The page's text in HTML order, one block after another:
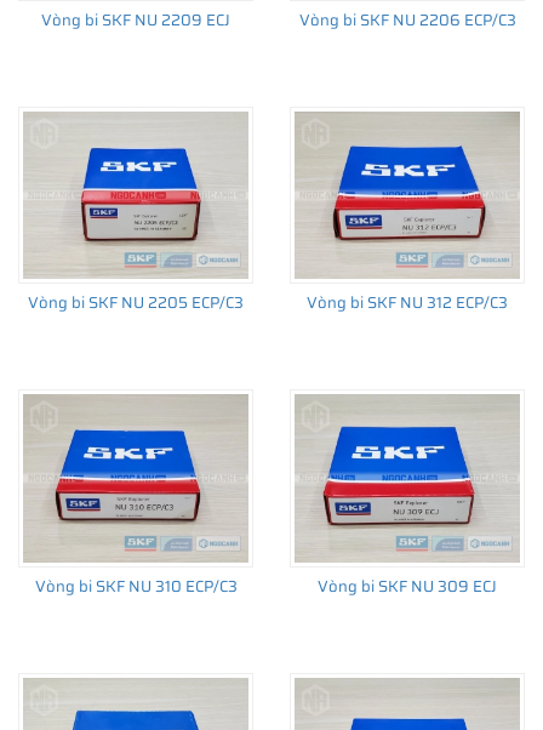
Vòng bi SKF NU 2209 ECJ Vòng bi SKF NU 2206 ECP/C3
Vòng bi SKF NU 2205 ECP/C3 Vòng bi SKF NU 312 ECP/C3
Vòng bi SKF NU 310 ECP/C3 Vòng bi SKF NU 309 ECJ